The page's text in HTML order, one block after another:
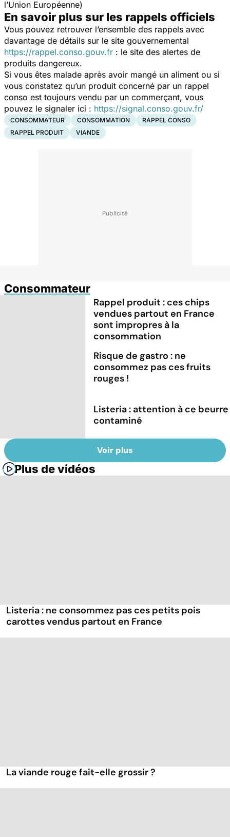
l’Union Européenne)
En savoir plus sur les rappels officiels
Vous pouvez retrouver l’ensemble des rappels avec
davantage de détails sur le site gouvernemental
https://rappel.conso.gouv.fr : le site des alertes de
produits dangereux.
Si vous êtes malade après avoir mangé un aliment ou si
vous constatez qu’un produit concerné par un rappel
conso est toujours vendu par un commerçant, vous
pouvez le signaler ici : https://signal.conso.gouv.fr/
CONSOMMATEUR CONSOMMATION
RAPPEL CONSO
RAPPEL PRODUIT
VIANDE
Consommateur
Rappel produit : ces chips
vendues partout en France
sont impropres à la
consommation
Risque de gastro : ne
consommez pas ces fruits
rouges !
Listeria : attention à ce beurre
contaminé
Voir plus
Plus de vidéos
Listeria : ne consommez pas ces petits pois
carottes vendus partout en France
La viande rouge fait-elle grossir ?